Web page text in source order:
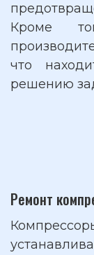
Кроме
что
решению
Ремонт